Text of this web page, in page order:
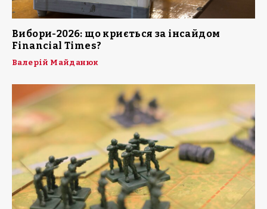
Вибори-2026: що криється за інсайдом
Financial Times?
Валерій Майданюк